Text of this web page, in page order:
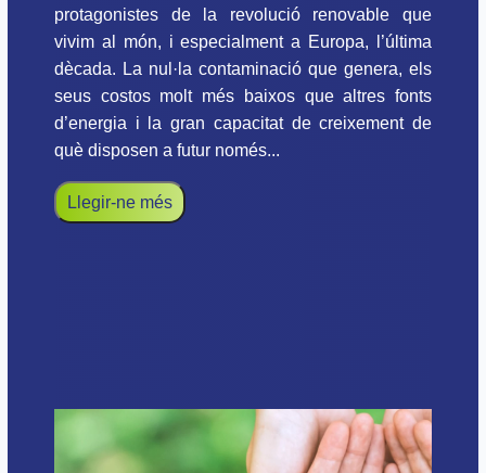
protagonistes de la revolució renovable que
vivim al món, i especialment a Europa, l’última
dècada. La nul·la contaminació que genera, els
seus costos molt més baixos que altres fonts
d’energia i la gran capacitat de creixement de
què disposen a futur només...
Llegir-ne més